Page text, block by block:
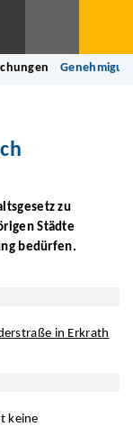
zu
Städte
bedürfen.
in Erkrath
keine